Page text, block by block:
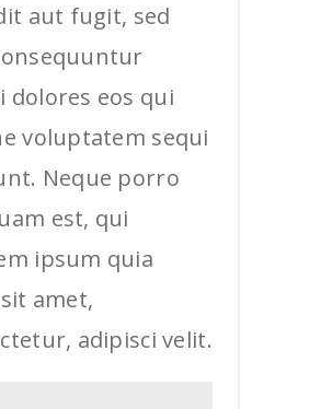
aut fugit, sed
dolores eos qui
voluptatem sequi
Neque porro
est, qui
ipsum quia
amet,
adipisci velit.